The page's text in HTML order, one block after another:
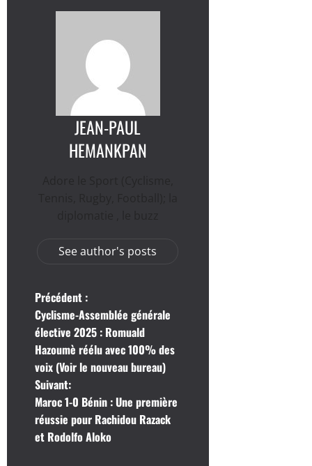
JEAN-PAUL
HEMANKPAN
See author's posts
N
a
v
i
g
a
Précédent :
Cyclisme-Assemblée générale
élective 2025 : Romuald
Hazoumè réélu avec 100% des
voix (Voir le nouveau bureau)
Suivant:
Maroc 1-0 Bénin : Une première
réussie pour Rachidou Razack
et Rodolfo Aloko